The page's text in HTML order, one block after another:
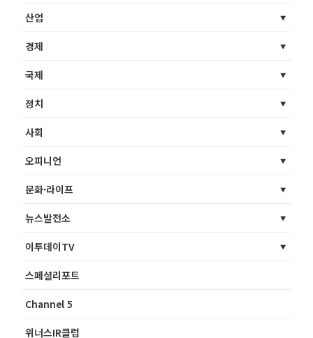
산업
경제
국제
정치
사회
오피니언
문화·라이프
뉴스발전소
이투데이TV
스페셜리포트
Channel 5
위너스IR클럽